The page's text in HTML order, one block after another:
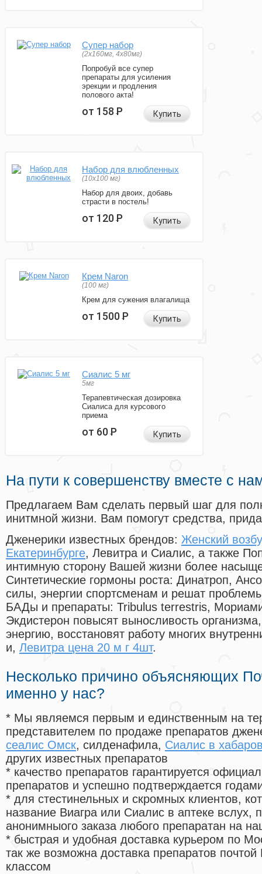
Супер набор
(2х160мг, 4х80мг)
Попробуй все супер
препараты для усиления
эрекции и продления
полового акта!
от 158Р Купить
Набор для влюбленных
(10х100 мг)
Набор для двоих, добавь
страсти в постель!
от 120Р Купить
Крем Naron
(100 мг)
Крем для сужения влагалища
от 1500Р Купить
Сиалис 5 мг
5мг
Терапевтическая дозировка
Сиалиса для курсового
приема
от 60Р Купить
На пути к совершенству вместе с
Предлагаем Вам сделать первый шаг для
инитмной жизни. Вам помогут средства,
Дженерики известных брендов: Женский
Екатеринбурге, Левитра и Сиалис, а также
интимную сторону Вашей жизни более
Синтетические гормоны роста: Динатроп,
силы, энергии спортсменам и решат
БАДы и препараты: Tribulus terrestris,
Экдистерон повысят выносливость
энергию, восстановят работу многих
и, Левитра цена 20 м г 4шт.
Несколько причино объясняющих
именно у нас?
* Мы являемся первым и единственным на
представителем по продаже препаратов
сеалис Омск, силденафила, Сиалис в
других известных препаратов
* качество препаратов гарантируется
препаратов и успешно подтверждается
* для стестинельных и скромных клиентов,
название Виагра или Сиалис в аптеке вслух,
анонимныого заказа любого препаратан на
* быстрая и удобная доставка курьером по
так же возможна доставка препаратов
классом